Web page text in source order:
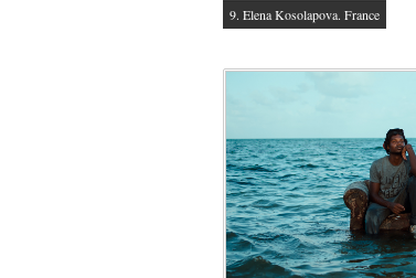
9. Elena Kosolapova. France